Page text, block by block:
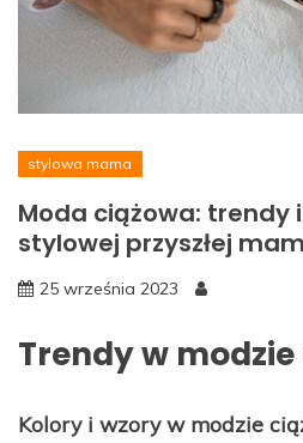
stylowa mama
Moda ciążowa: trendy
stylowej przyszłej
25 września 2023
Trendy w
Kolory i wzory w modzie